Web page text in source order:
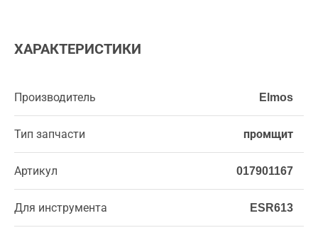
ХАРАКТЕРИСТИКИ
Производитель Elmos
Тип запчасти промщит
Артикул 017901167
Для инструмента ESR613